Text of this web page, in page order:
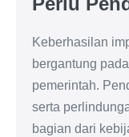
Keberhasilan
bergantung
pemerintah.
serta
bagian dari